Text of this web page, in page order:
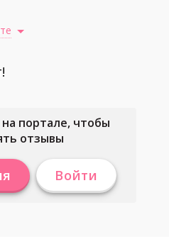
портале, чтобы
отзывы
Войти